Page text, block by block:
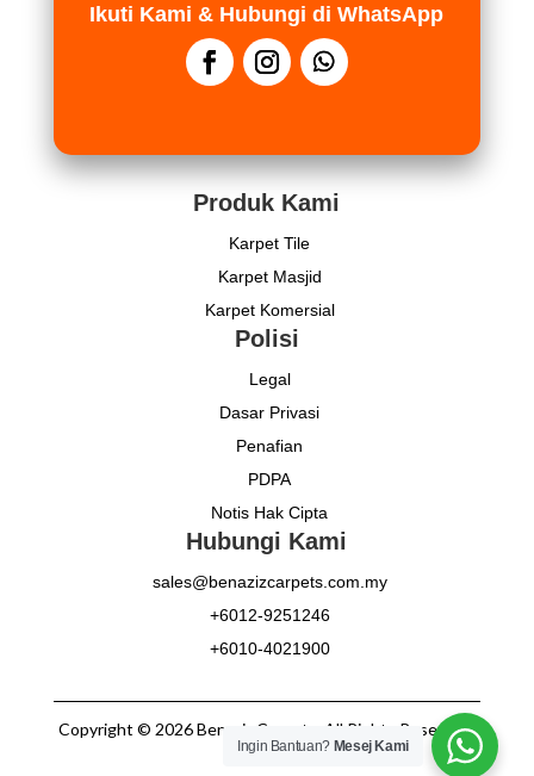
Ikuti Kami & Hubungi di WhatsApp
Produk Kami
Karpet Tile
Karpet Masjid
Karpet Komersial
Polisi
Legal
Dasar Privasi
Penafian
PDPA
Notis Hak Cipta
Hubungi Kami
sales@benazizcarpets.com.my
+6012-9251246
+6010-4021900
Copyright © 2026 Benaziz Carpets. All Rights Reserved.
Ingin Bantuan? Mesej Kami